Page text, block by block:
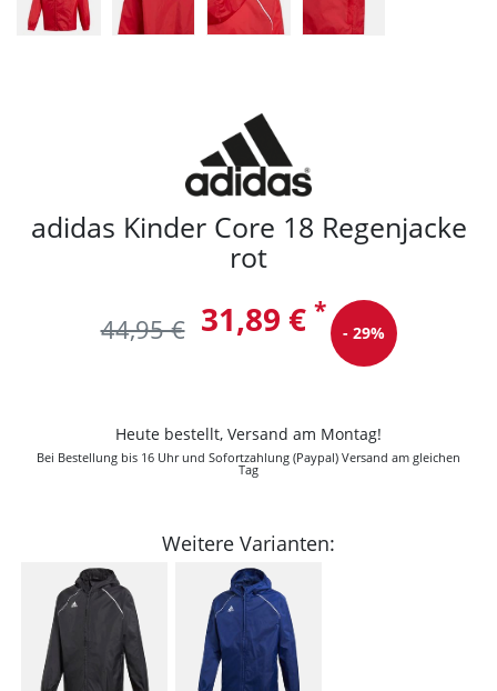
adidas Kinder Core 18 Regenjacke
rot
44,95 € 31,89 € *
- 29%
Heute bestellt, Versand am Montag!
Bei Bestellung bis 16 Uhr und Sofortzahlung (Paypal) Versand am gleichen
Tag
Weitere Varianten: